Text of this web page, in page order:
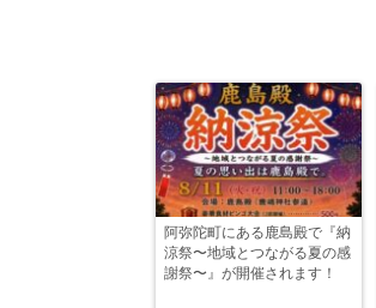
阿弥陀町にある鹿島殿で『納
涼祭〜地域とつながる夏の感
謝祭〜』が開催されます！